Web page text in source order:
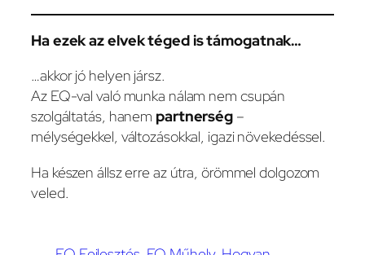
Ha ezek az elvek téged is támogatnak…
…akkor jó helyen jársz.
Az EQ-val való munka nálam nem csupán
szolgáltatás, hanem partnerség –
mélységekkel, változásokkal, igazi növekedéssel.
Ha készen állsz erre az útra, örömmel dolgozom
veled.